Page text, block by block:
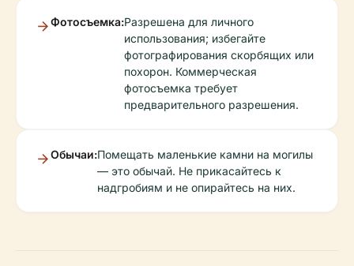
Фотосъемка:Разрешена для личного
использования; избегайте
фотографирования скорбящих или
похорон. Коммерческая
фотосъемка требует
предварительного разрешения.
Обычаи:Помещать маленькие камни на могилы
— это обычай. Не прикасайтесь к
надгробиям и не опирайтесь на них.